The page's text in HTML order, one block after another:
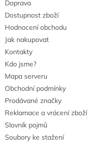
Doprava
Dostupnost zboží
Hodnocení obchodu
Jak nakupovat
Kontakty
Kdo jsme?
Mapa serveru
Obchodní podmínky
Prodávané značky
Reklamace a vrácení zboží
Slovník pojmů
Soubory ke stažení